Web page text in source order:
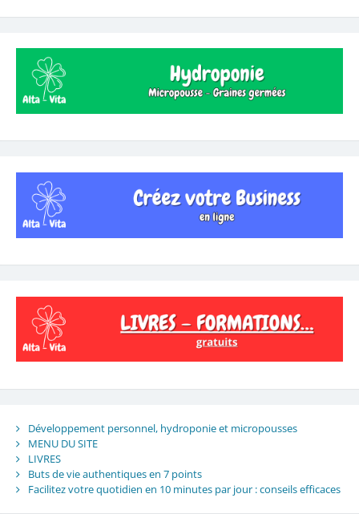
Développement personnel, hydroponie et micropousses
MENU DU SITE
LIVRES
Buts de vie authentiques en 7 points
Facilitez votre quotidien en 10 minutes par jour : conseils efficaces